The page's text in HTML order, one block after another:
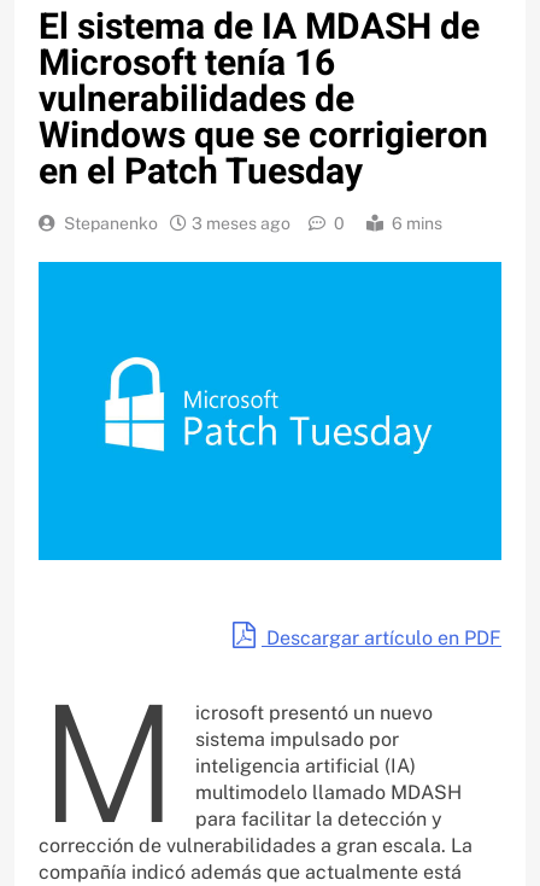
El sistema de IA MDASH de
Microsoft tenía 16
vulnerabilidades de
Windows que se corrigieron
en el Patch Tuesday
Stepanenko 3 meses ago 0 6 mins
Descargar artículo en PDF
M
icrosoft presentó un nuevo
sistema impulsado por
inteligencia artificial (IA)
multimodelo llamado MDASH
para facilitar la detección y
corrección de vulnerabilidades a gran escala. La
compañía indicó además que actualmente está